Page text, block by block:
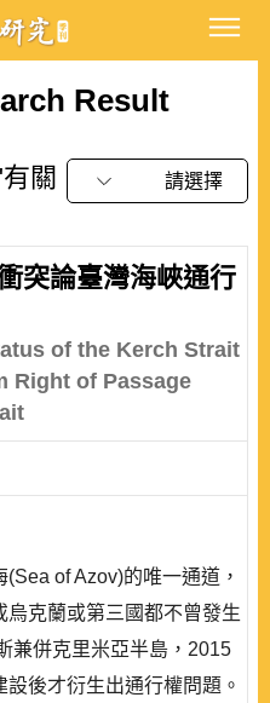
Result
關
請選擇
突論臺灣海峽通行
of the Kerch Strait
Right of Passage
of Azov)的唯一通道，
克蘭或第三國都不曾發生
兼併克里米亞半島，2015
後才衍生出通行權問題。